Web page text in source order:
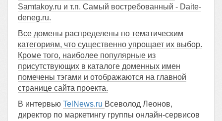
Samtakoy.ru и т.п. Самый востребованный - Daite-
deneg.ru.
Все домены распределены по тематическим
категориям, что существенно упрощает их выбор.
Кроме того, наиболее популярные из
присутствующих в каталоге доменных имен
помечены тэгами и отображаются на главной
странице сайта проекта.
В интервью TelNews.ru Всеволод Леонов,
директор по маркетингу группы онлайн-сервисов